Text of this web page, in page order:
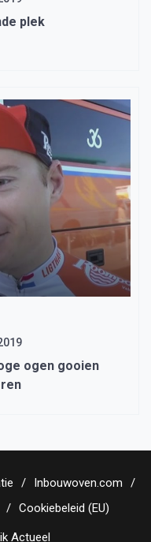
plek
ogen gooien
Inbouwoven.com
Cookiebeleid (EU)
Actueel